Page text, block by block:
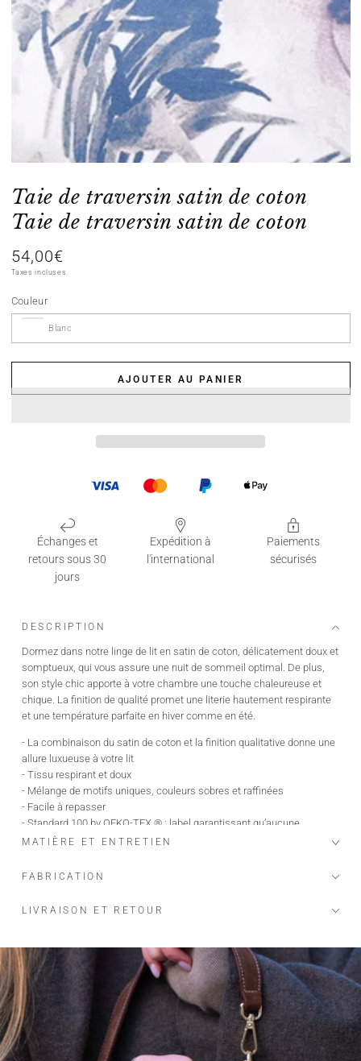
en
modal
Taie de traversin satin de coton
Taie de traversin satin de coton
Prix
normal
54,00€
Taxes incluses.
Couleur
AJOUTER AU PANIER
Échanges et
retours sous 30
jours
Expédition à
l'international
Paiements
sécurisés
DESCRIPTION
Dormez dans notre linge de lit en satin de coton, délicatement doux et
somptueux, qui vous assure une nuit de sommeil optimal. De plus,
son style chic apporte à votre chambre une touche chaleureuse et
chique. La finition de qualité promet une literie hautement respirante
et une température parfaite en hiver comme en été.
- La combinaison du satin de coton et la finition qualitative donne une
allure luxueuse à votre lit
- Tissu respirant et doux
- Mélange de motifs uniques, couleurs sobres et raffinées
- Facile à repasser
- Standard 100 by OEKO-TEX ® : label garantissant qu’aucune
substance, susceptible de causer un préjudice à votre santé ou à
MATIÈRE ET ENTRETIEN
FABRICATION
LIVRAISON ET RETOUR